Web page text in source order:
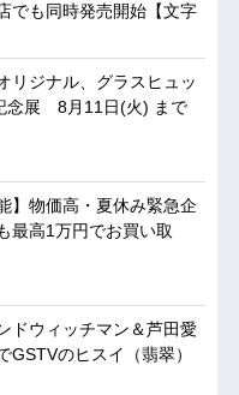
でも同時発売開始【文字
リジナル、グラスヒュッ
念展 8月11日(火) まで
】物価高・夏休み緊急企
高1万円でお買い取
ドウィッチマン＆芦田愛
GSTVのヒスイ（翡翠）